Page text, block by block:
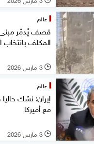
عالم
قصف يُدمّر مبنى
المكلف بانتخاب
l 3 مارس 2026
عالم
إيران: نشك
مع أميركا
l 3 مارس 2026